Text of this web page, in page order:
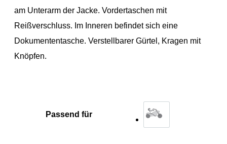
am Unterarm der Jacke. Vordertaschen mit
Reißverschluss. Im Inneren befindet sich eine
Dokumententasche. Verstellbarer Gürtel, Kragen mit
Knöpfen.
Passend für